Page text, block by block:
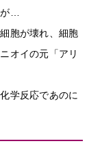
…
胞が壊れ、細胞
オイの元「アリ
学反応であのに